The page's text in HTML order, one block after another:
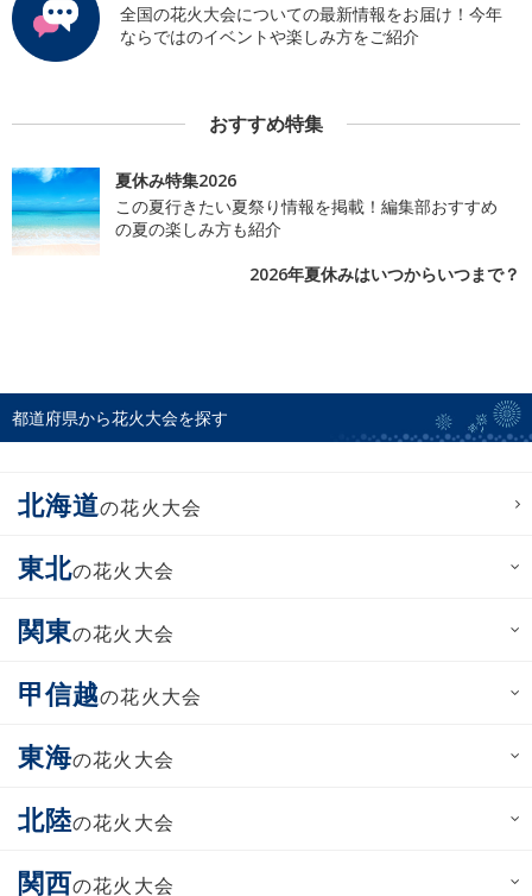
全国の花火大会についての最新情報をお届け！今年
ならではのイベントや楽しみ方をご紹介
おすすめ特集
夏休み特集2026
この夏行きたい夏祭り情報を掲載！編集部おすすめ
の夏の楽しみ方も紹介
2026年夏休みはいつからいつまで？
都道府県から花火大会を探す
北海道の花火大会
東北の花火大会
関東の花火大会
甲信越の花火大会
東海の花火大会
北陸の花火大会
関西の花火大会